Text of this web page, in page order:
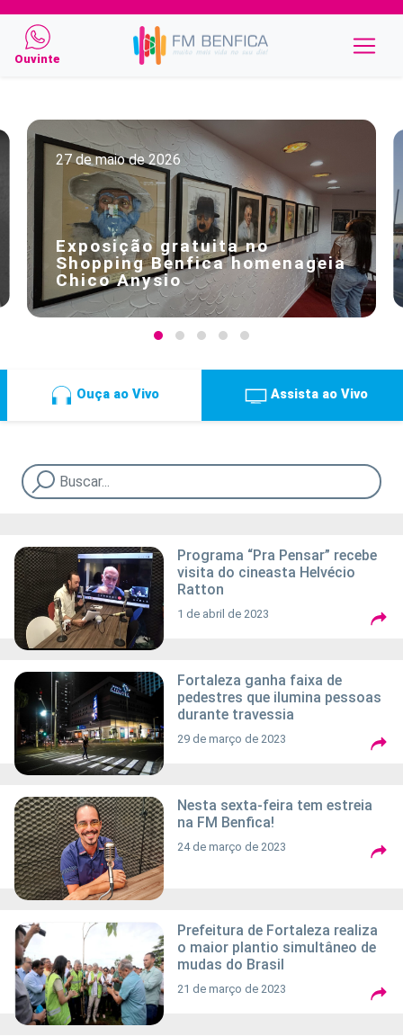
Ouvinte
27 de maio de 2026
Exposição gratuita no
Shopping Benfica homenageia
Chico Anysio
Ouça ao Vivo Assista ao Vivo
Programa “Pra Pensar” recebe
visita do cineasta Helvécio
Ratton
1 de abril de 2023
Fortaleza ganha faixa de
pedestres que ilumina pessoas
durante travessia
29 de março de 2023
Nesta sexta-feira tem estreia
na FM Benfica!
24 de março de 2023
Prefeitura de Fortaleza realiza
o maior plantio simultâneo de
mudas do Brasil
21 de março de 2023